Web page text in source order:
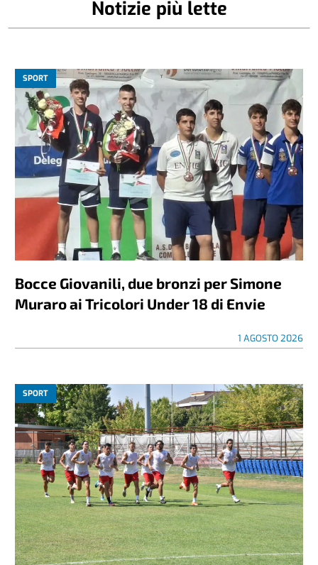
Notizie più lette
SPORT
Bocce Giovanili, due bronzi per Simone
Muraro ai Tricolori Under 18 di Envie
1 AGOSTO 2026
SPORT